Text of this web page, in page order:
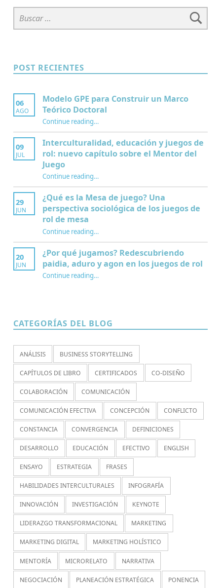
Buscar:
POST RECIENTES
06
AGO
Modelo GPE para Construir un Marco
Teórico Doctoral
Continue reading“Modelo GPE para Construir un Marco Teórico Doctoral”
…
09
JUL
Interculturalidad, educación y juegos de
rol: nuevo capítulo sobre el Mentor del
Juego
Continue reading“Interculturalidad, educación y juegos de rol: nuevo capítulo sobre el Mentor del Juego”
…
29
JUN
¿Qué es la Mesa de juego? Una
perspectiva sociológica de los juegos de
rol de mesa
Continue reading“¿Qué es la Mesa de juego? Una perspectiva sociológica de los juegos de rol de mesa”
…
20
JUN
¿Por qué jugamos? Redescubriendo
paidia, aduro y agon en los juegos de rol
Continue reading“¿Por qué jugamos? Redescubriendo paidia, aduro y agon en los juegos de rol”
…
CATEGORÍAS DEL BLOG
ANÁLISIS BUSINESS STORYTELLING
CAPÍTULOS DE LIBRO CERTIFICADOS CO-DISEÑO
COLABORACIÓN COMUNICACIÓN
COMUNICACIÓN EFECTIVA CONCEPCIÓN CONFLICTO
CONSTANCIA CONVERGENCIA DEFINICIONES
DESARROLLO EDUCACIÓN EFECTIVO ENGLISH
ENSAYO ESTRATEGIA FRASES
HABILIDADES INTERCULTURALES INFOGRAFÍA
INNOVACIÓN INVESTIGACIÓN KEYNOTE
LIDERAZGO TRANSFORMACIONAL MARKETING
MARKETING DIGITAL MARKETING HOLÍSTICO
MENTORÍA MICRORELATO NARRATIVA
NEGOCIACIÓN PLANEACIÓN ESTRATÉGICA PONENCIA